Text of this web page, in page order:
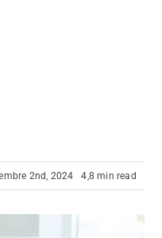
2nd, 2024 4,8 min read